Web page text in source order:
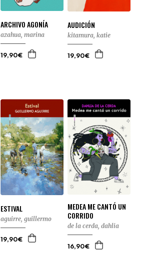
ARCHIVO AGONÍA
azahua, marina
19,90€
AUDICIÓN
kitamura, katie
19,90€
ESTIVAL
aguirre, guillermo
19,90€
MEDEA ME CANTÓ UN
CORRIDO
de la cerda, dahlia
16,90€